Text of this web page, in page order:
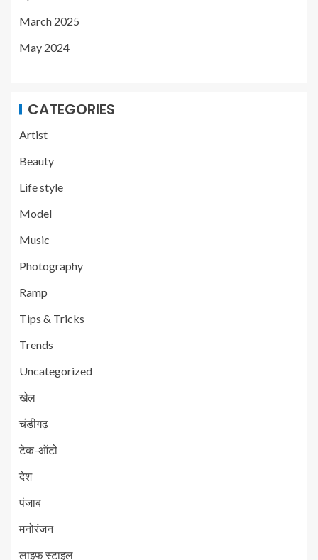
March 2025
May 2024
CATEGORIES
Artist
Beauty
Life style
Model
Music
Photography
Ramp
Tips & Tricks
Trends
Uncategorized
खेल
चंडीगढ़
टेक-ऑटो
देश
पंजाब
मनोरंजन
लाइफ स्टाइल